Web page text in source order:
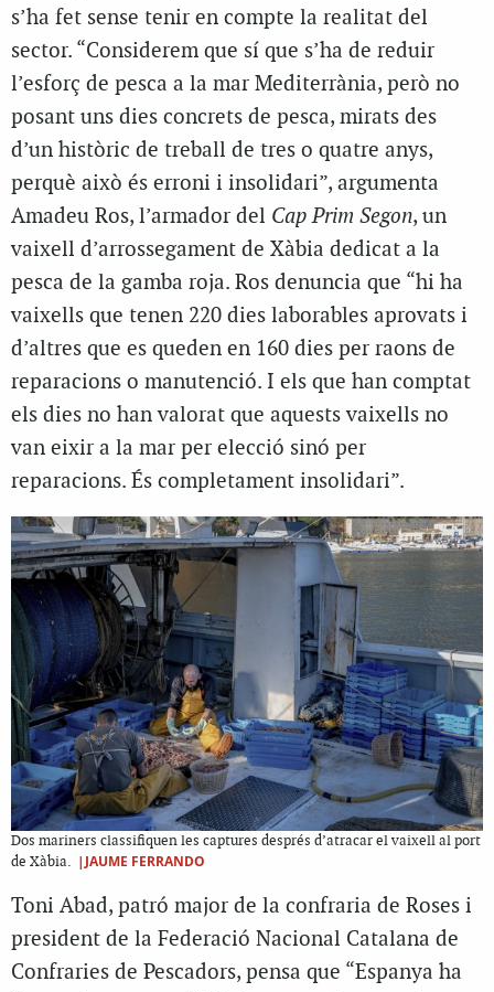
s’ha fet sense tenir en compte la realitat del
sector. “Considerem que sí que s’ha de reduir
l’esforç de pesca a la mar Mediterrània, però no
posant uns dies concrets de pesca, mirats des
d’un històric de treball de tres o quatre anys,
perquè això és erroni i insolidari”, argumenta
Amadeu Ros, l’armador del Cap Prim Segon, un
vaixell d’arrossegament de Xàbia dedicat a la
pesca de la gamba roja. Ros denuncia que “hi ha
vaixells que tenen 220 dies laborables aprovats i
d’altres que es queden en 160 dies per raons de
reparacions o manutenció. I els que han comptat
els dies no han valorat que aquests vaixells no
van eixir a la mar per elecció sinó per
reparacions. És completament insolidari”.
Dos mariners classifiquen les captures després d’atracar el vaixell al port
de Xàbia. |JAUME FERRANDO
Toni Abad, patró major de la confraria de Roses i
president de la Federació Nacional Catalana de
Confraries de Pescadors, pensa que “Espanya ha